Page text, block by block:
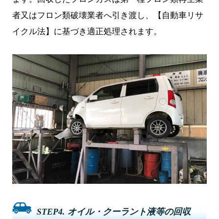
者又はフロン類破壊業者へ引き渡し、【自動車リサ
イクル法】に基づき適正処理されます。
STEP4. オイル・クーラント液等の回収